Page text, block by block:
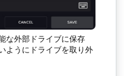
な外部ドライブに保存
ようにドライブを取り外